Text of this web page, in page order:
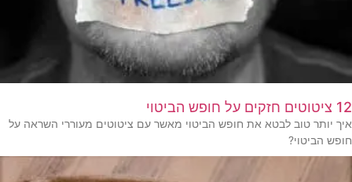
12 ציטוטים חזקים על חופש הביטוי
איך יותר טוב לבטא את חופש הביטוי מאשר עם ציטוטים מעוררי השראה על
חופש הביטוי?